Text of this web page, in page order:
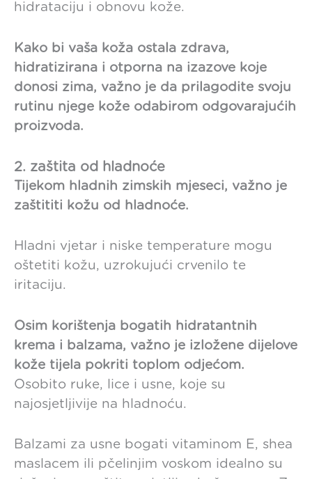
hidrataciju i obnovu kože.
Kako bi vaša koža ostala zdrava,
hidratizirana i otporna na izazove koje
donosi zima, važno je da prilagodite svoju
rutinu njege kože odabirom odgovarajućih
proizvoda.
2. zaštita od hladnoće
Tijekom hladnih zimskih mjeseci, važno je
zaštititi kožu od hladnoće.
Hladni vjetar i niske temperature mogu
oštetiti kožu, uzrokujući crvenilo te
iritaciju.
Osim korištenja bogatih hidratantnih
krema i balzama, važno je izložene dijelove
kože tijela pokriti toplom odjećom.
Osobito ruke, lice i usne, koje su
najosjetljivije na hladnoću.
Balzami za usne bogati vitaminom E, shea
maslacem ili pčelinjim voskom idealno su